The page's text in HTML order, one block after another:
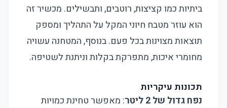
ביתיות כמו קציצות, רוטבים, ותבשילים. מכשיר זה
הוא עוזר מטבח חיוני המקל על התהליך ומספק
תוצאות מצוינות בכל פעם. בנוסף, המטחנה עשויה
מחומרי איכות, מתפרקת בקלות וניתנת לשטיפה.
תכונות עיקריות
נפח גדול של 2 ליטר
: מאפשר טחינת כמויות